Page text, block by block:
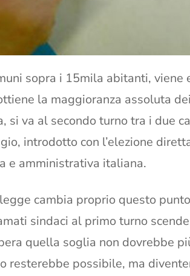
sopra i 15mila abitanti,
la maggioranza assoluta
si va al secondo turno tra i due
introdotto con l’elezione
e amministrativa italiana.
cambia proprio questo
sindaci al primo turno
quella soglia non dovrebbe
resterebbe possibile, ma